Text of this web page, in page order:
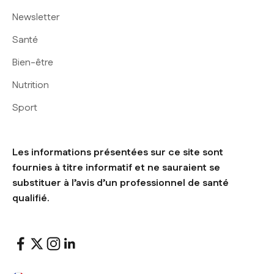
Newsletter
Santé
Bien-être
Nutrition
Sport
Les informations présentées sur ce site sont
fournies à titre informatif et ne sauraient se
substituer à l’avis d’un professionnel de santé
qualifié.